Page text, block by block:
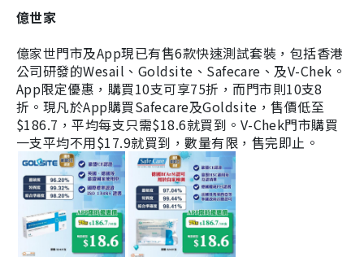
億世家
億家世門市及App現已有售6款快速測試套裝，包括香港
公司研發的Wesail、Goldsite、Safecare、及V-Chek。
App限定優惠，購買10支可享75折，而門市則10支8
折。現凡於App購買Safecare及Goldsite，售價低至
$186.7，平均每支只需$18.6就買到。V-Chek門市購買
一支平均不用$17.9就買到，數量有限，售完即止。